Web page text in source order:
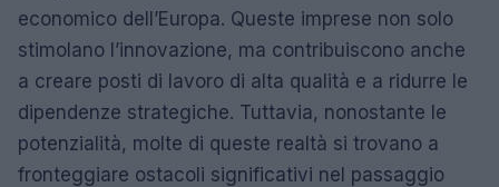
economico dell’Europa. Queste imprese non solo
stimolano l’innovazione, ma contribuiscono anche
a creare posti di lavoro di alta qualità e a ridurre le
dipendenze strategiche. Tuttavia, nonostante le
potenzialità, molte di queste realtà si trovano a
fronteggiare ostacoli significativi nel passaggio